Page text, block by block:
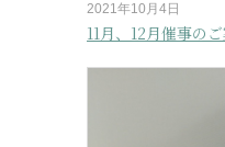
2021年10月4日
11月、12月催事の